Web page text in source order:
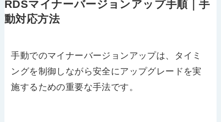
RDSマイナーバージョンアップ手順｜手
動対応方法
手動でのマイナーバージョンアップは、タイミ
ングを制御しながら安全にアップグレードを実
施するための重要な手法です。